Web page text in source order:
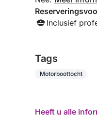
Inclusief
Tags
Motorboottocht
Heeft u alle